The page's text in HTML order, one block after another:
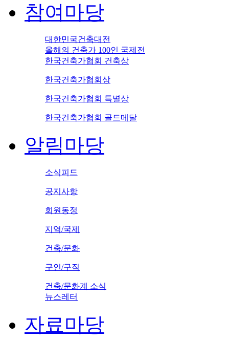
참여마당
대한민국건축대전
올해의 건축가 100인 국제전
한국건축가협회 건축상
한국건축가협회상
한국건축가협회 특별상
한국건축가협회 골드메달
알림마당
소식피드
공지사항
회원동정
지역/국제
건축/문화
구인/구직
건축/문화계 소식
뉴스레터
자료마당